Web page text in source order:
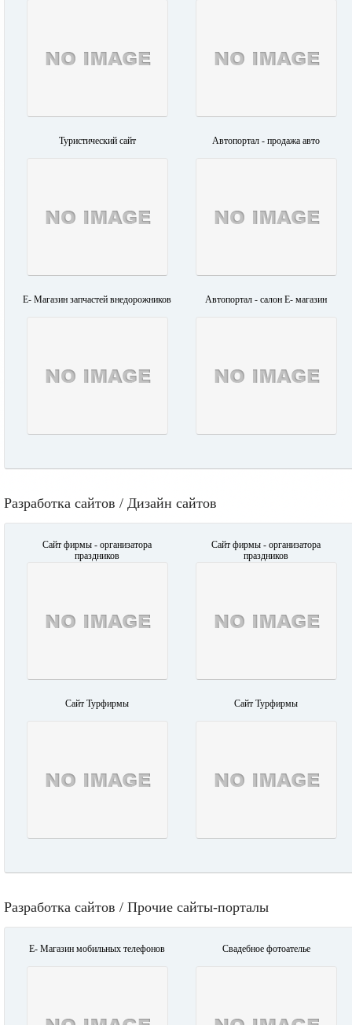
Туристический сайт Автопортал - продажа авто
E- Магазин запчастей внедорожников Автопортал - салон E- магазин
Разработка сайтов / Дизайн сайтов
Сайт фирмы - организатора
праздников
Сайт фирмы - организатора
праздников
Сайт Турфирмы Сайт Турфирмы
Разработка сайтов / Прочие сайты-порталы
E- Магазин мобильных телефонов Свадебное фотоателье